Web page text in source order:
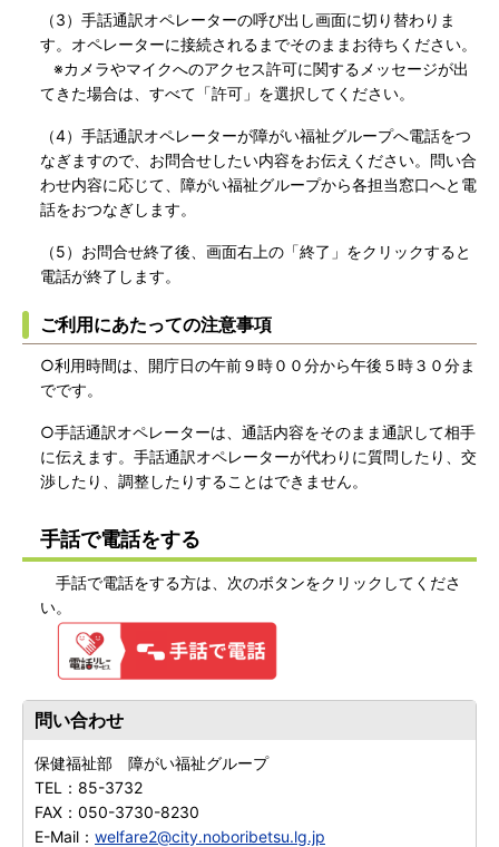
（3）手話通訳オペレーターの呼び出し画面に切り替わりま
す。オペレーターに接続されるまでそのままお待ちください。
※カメラやマイクへのアクセス許可に関するメッセージが出
てきた場合は、すべて「許可」を選択してください。
（4）手話通訳オペレーターが障がい福祉グループへ電話をつ
なぎますので、お問合せしたい内容をお伝えください。問い合
わせ内容に応じて、障がい福祉グループから各担当窓口へと電
話をおつなぎします。
（5）お問合せ終了後、画面右上の「終了」をクリックすると
電話が終了します。
ご利用にあたっての注意事項
○利用時間は、開庁日の午前９時００分から午後５時３０分ま
でです。
○手話通訳オペレーターは、通話内容をそのまま通訳して相手
に伝えます。手話通訳オペレーターが代わりに質問したり、交
渉したり、調整したりすることはできません。
手話で電話をする
手話で電話をする方は、次のボタンをクリックしてくださ
い。
問い合わせ
保健福祉部 障がい福祉グループ
TEL： 85-3732
FAX： 050-3730-8230
E-Mail： welfare2@city.noboribetsu.lg.jp